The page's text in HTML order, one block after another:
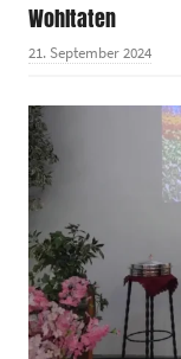
Wohltaten
21. September 2024